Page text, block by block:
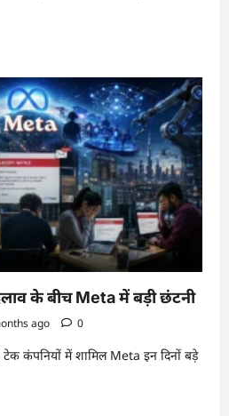
के बीच Meta में बड़ी छंटनी
ago 0
टेक कंपनियों में शामिल Meta इन दिनों बड़े